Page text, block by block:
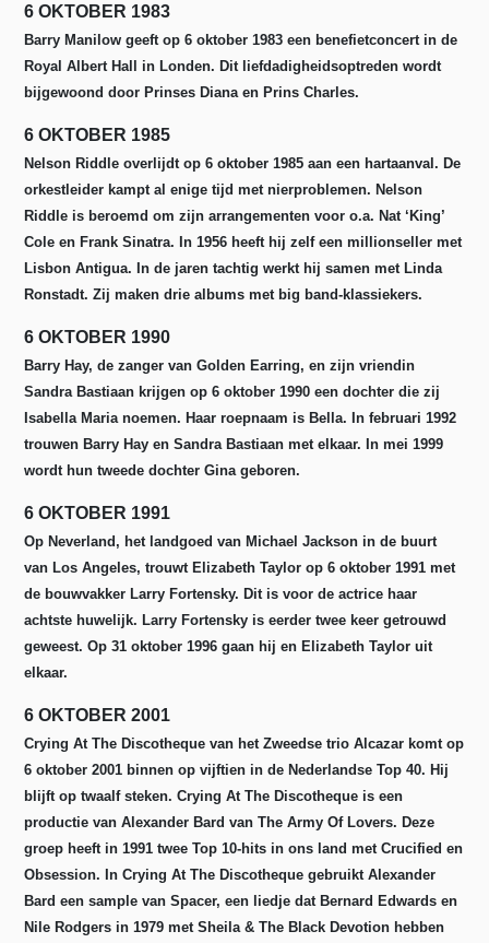
6 OKTOBER 1983
Barry Manilow geeft op 6 oktober 1983 een benefietconcert in de
Royal Albert Hall in Londen. Dit liefdadigheidsoptreden wordt
bijgewoond door Prinses Diana en Prins Charles.
6 OKTOBER 1985
Nelson Riddle overlijdt op 6 oktober 1985 aan een hartaanval. De
orkestleider kampt al enige tijd met nierproblemen. Nelson
Riddle is beroemd om zijn arrangementen voor o.a. Nat ‘King’
Cole en Frank Sinatra. In 1956 heeft hij zelf een millionseller met
Lisbon Antigua. In de jaren tachtig werkt hij samen met Linda
Ronstadt. Zij maken drie albums met big band-klassiekers.
6 OKTOBER 1990
Barry Hay, de zanger van Golden Earring, en zijn vriendin
Sandra Bastiaan krijgen op 6 oktober 1990 een dochter die zij
Isabella Maria noemen. Haar roepnaam is Bella. In februari 1992
trouwen Barry Hay en Sandra Bastiaan met elkaar. In mei 1999
wordt hun tweede dochter Gina geboren.
6 OKTOBER 1991
Op Neverland, het landgoed van Michael Jackson in de buurt
van Los Angeles, trouwt Elizabeth Taylor op 6 oktober 1991 met
de bouwvakker Larry Fortensky. Dit is voor de actrice haar
achtste huwelijk. Larry Fortensky is eerder twee keer getrouwd
geweest. Op 31 oktober 1996 gaan hij en Elizabeth Taylor uit
elkaar.
6 OKTOBER 2001
Crying At The Discotheque van het Zweedse trio Alcazar komt op
6 oktober 2001 binnen op vijftien in de Nederlandse Top 40. Hij
blijft op twaalf steken. Crying At The Discotheque is een
productie van Alexander Bard van The Army Of Lovers. Deze
groep heeft in 1991 twee Top 10-hits in ons land met Crucified en
Obsession. In Crying At The Discotheque gebruikt Alexander
Bard een sample van Spacer, een liedje dat Bernard Edwards en
Nile Rodgers in 1979 met Sheila & The Black Devotion hebben